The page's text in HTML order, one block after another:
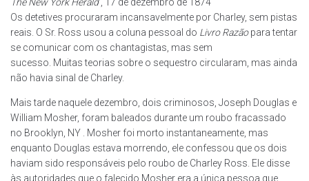
Os detetives procuraram incansavelmente por Charley, sem pistas
reais. O Sr. Ross usou a coluna pessoal do Livro Razãopara tentar
se comunicar com os chantagistas, mas sem
sucesso. Muitas teorias sobre o sequestro circularam, mas ainda
não havia sinal de Charley.
Mais tarde naquele dezembro, dois criminosos, Joseph Douglas e
William Mosher, foram baleados durante um roubo fracassado
no Brooklyn, NY . Mosher foi morto instantaneamente, mas
enquanto Douglas estava morrendo, ele confessou que os dois
haviam sido responsáveis ​​pelo roubo de Charley Ross. Ele disse
às autoridades que o falecido Mosher era a única pessoa que